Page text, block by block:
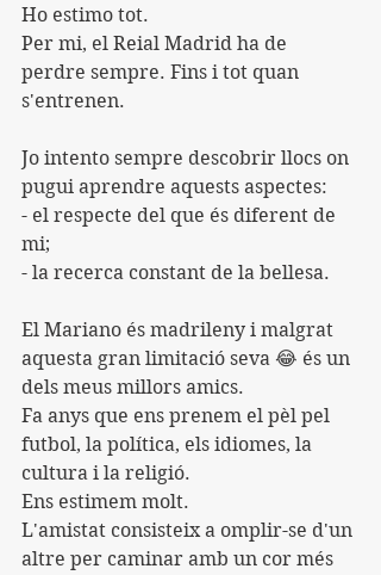
Ho estimo tot.
Per mi, el Reial Madrid ha de
perdre sempre. Fins i tot quan
s'entrenen.
Jo intento sempre descobrir llocs on
pugui aprendre aquests aspectes:
- el respecte del que és diferent de
mi;
- la recerca constant de la bellesa.
El Mariano és madrileny i malgrat
aquesta gran limitació seva 😂 és un
dels meus millors amics.
Fa anys que ens prenem el pèl pel
futbol, ​​la política, els idiomes, la
cultura i la religió.
Ens estimem molt.
L'amistat consisteix a omplir-se d'un
altre per caminar amb un cor més